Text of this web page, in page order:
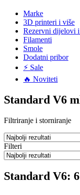
Marke
3D printeri i više
Rezervni dijelovi
Filamenti
Smole
Dodatni pribor
⚡ Sale
🔥 Noviteti
Standard V6
Filtriranje i storniranje
Filteri
Standard V6: